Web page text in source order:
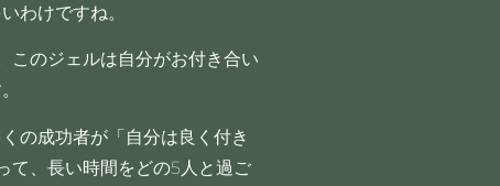
わけですね。
このジェルは自分がお付き合い
の成功者が「自分は良く付き
て、長い時間をどの5人と過ご